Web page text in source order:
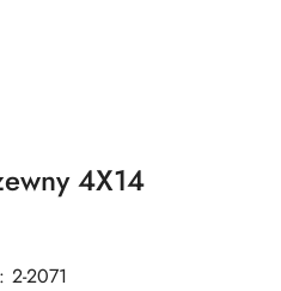
4X14
2-2071